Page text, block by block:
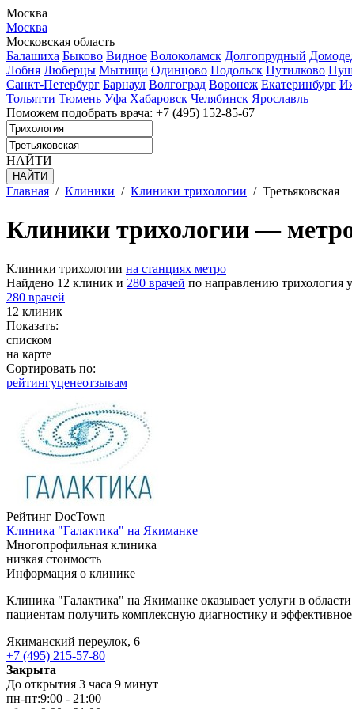
Москва
Москва
Московская область
Балашиха Быково Видное Волоколамск Долгопрудный
Лобня Люберцы Мытищи Одинцово Подольск Путилково
Санкт-Петербург Барнаул Волгоград Воронеж Екатеринбург
Тольятти Тюмень Уфа Хабаровск Челябинск Ярославль
Поможем подобрать врача: +7 (495) 152-85-67
НАЙТИ
Главная / Клиники / Клиники трихологии / Третьяковская
Клиники трихологии —
Клиники трихологии на станциях метро
Найдено 12 клиник и 280 врачей по направлению трихология
280 врачей
12 клиник
Показать:
списком
на карте
Сортировать по:
рейтингуценеотзывам
Рейтинг DocTown
Клиника "Галактика" на Якиманке
Многопрофильная клиника
низкая стоимость
Информация о клинике
Клиника "Галактика" на Якиманке оказывает услуги в
пациентам получить комплексную диагностику и эффективное
Якиманский переулок, 6
+7 (495) 215-57-80
Закрыта
До открытия 3 часа 9 минут
пн-пт:9:00 - 21:00